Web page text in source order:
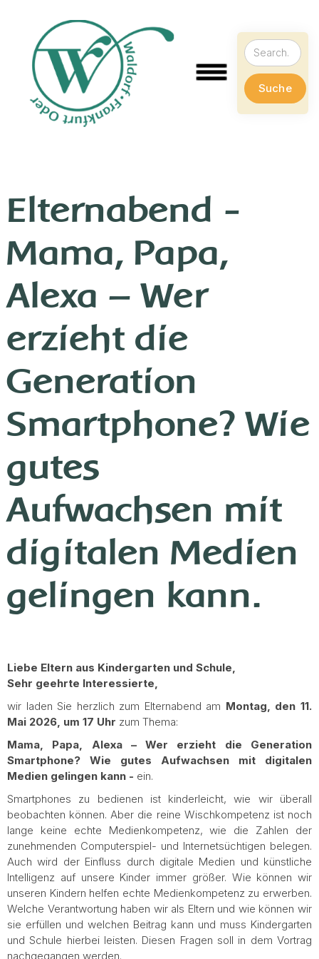
Elternabend -
Mama, Papa,
Alexa – Wer
erzieht die
Generation
Smartphone? Wie
gutes
Aufwachsen mit
digitalen Medien
gelingen kann.
Liebe Eltern aus Kindergarten und Schule,
Sehr geehrte Interessierte,
wir laden Sie herzlich zum Elternabend am Montag, den 11.
Mai 2026, um 17 Uhr zum Thema:
Mama, Papa, Alexa – Wer erzieht die Generation
Smartphone? Wie gutes Aufwachsen mit digitalen
Medien gelingen kann - ein.
Smartphones zu bedienen ist kinderleicht, wie wir überall
beobachten können. Aber die reine Wischkompetenz ist noch
lange keine echte Medienkompetenz, wie die Zahlen der
zunehmenden Computerspiel- und Internetsüchtigen belegen.
Auch wird der Einfluss durch digitale Medien und künstliche
Intelligenz auf unsere Kinder immer größer. Wie können wir
unseren Kindern helfen echte Medienkompetenz zu erwerben.
Welche Verantwortung haben wir als Eltern und wie können wir
sie erfüllen und welchen Beitrag kann und muss Kindergarten
und Schule hierbei leisten. Diesen Fragen soll in dem Vortrag
nachgegangen werden.